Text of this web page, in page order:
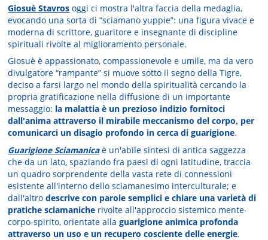
Giosuè Stavros oggi ci mostra l'altra faccia della medaglia,
evocando una sorta di “sciamano yuppie”: una figura vivace e
moderna di scrittore, guaritore e insegnante di discipline
spirituali rivolte al miglioramento personale.
Giosuè è appassionato, compassionevole e umile, ma da vero
divulgatore “rampante” si muove sotto il segno della Tigre,
deciso a farsi largo nel mondo della spiritualità cercando la
propria gratificazione nella diffusione di un importante
messaggio: la malattia è un prezioso indizio fornitoci
dall'anima attraverso il mirabile meccanismo del corpo, per
comunicarci un disagio profondo in cerca di guarigione.
Guarigione Sciamanicaè un'abile sintesi di antica saggezza
che da un lato, spaziando fra paesi di ogni latitudine, traccia
un quadro sorprendente della vasta rete di connessioni
esistente all'interno dello sciamanesimo interculturale; e
dall'altrodescrive con parole semplici e chiare una varietà di
pratiche sciamaniche rivolte all'approccio sistemico mente-
corpo-spirito, orientate allaguarigione animica profonda
attraverso un uso e un recupero cosciente delle energie.